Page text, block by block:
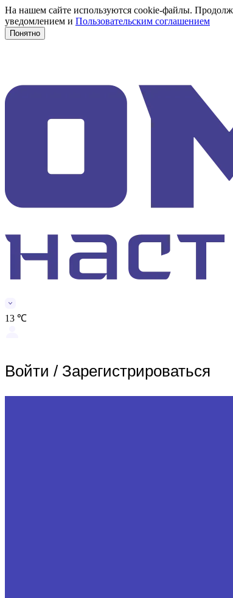
На нашем сайте используются cookie-файлы.
уведомлением и Пользовательским соглашением
Понятно
13 ℃
Войти / Зарегистрироваться